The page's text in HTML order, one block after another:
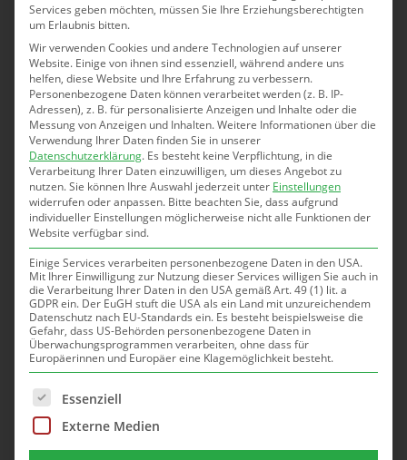
mühelos codebasierte Muster zu erstellen. Von
einfachen, schönen Formen bis hin zu komplexen
Designs ist alles möglich. Und das Beste: Die
Schüler:innen sticken ihr selbst erstelltes,
computergeneriertes Muster anschließend auf Stoff
aus. Ein Workshop mit viel Raum für Kreativität!
Fachrichtung:Elektrotechnik, Mess- und
Sensortechnik, Kunst •Dauer: 6 h •Alter:ab 7. Klasse •
Anzahl SuS: 10
Unterstützt und
gefördert von:
Services geben möchten, müssen Sie Ihre Erziehungsberechtigten
um Erlaubnis bitten.
Wir verwenden Cookies und andere Technologien auf unserer
Website. Einige von ihnen sind essenziell, während andere uns
helfen, diese Website und Ihre Erfahrung zu verbessern.
Personenbezogene Daten können verarbeitet werden (z. B. IP-
Adressen), z. B. für personalisierte Anzeigen und Inhalte oder die
Messung von Anzeigen und Inhalten.Weitere Informationen über die
Verwendung Ihrer Daten finden Sie in unserer
Datenschutzerklärung. Es besteht keine Verpflichtung, in die
Verarbeitung Ihrer Daten einzuwilligen, um dieses Angebot zu
nutzen.Sie können Ihre Auswahl jederzeit unter Einstellungen
widerrufen oder anpassen. Bitte beachten Sie, dass aufgrund
individueller Einstellungen möglicherweise nicht alle Funktionen der
Website verfügbar sind.
Einige Services verarbeiten personenbezogene Daten in den USA.
Mit Ihrer Einwilligung zur Nutzung dieser Services willigen Sie auch in
die Verarbeitung Ihrer Daten in den USA gemäß Art. 49 (1) lit. a
GDPR ein. Der EuGH stuft die USA als ein Land mit unzureichendem
Datenschutz nach EU-Standards ein. Es besteht beispielsweise die
Gefahr, dass US-Behörden personenbezogene Daten in
Überwachungsprogrammen verarbeiten, ohne dass für
Europäerinnen und Europäer eine Klagemöglichkeit besteht.
Es folgt eine Liste der Service-Gruppen, für die eine
Essenziell
Externe Medien